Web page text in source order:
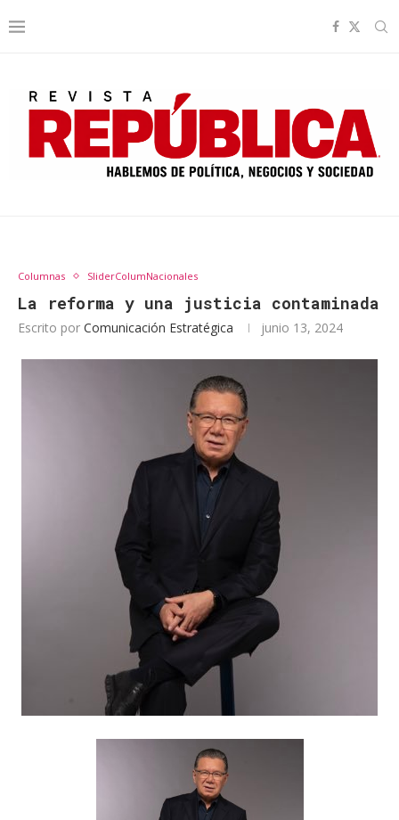
Columnas SliderColumNacionales
La reforma y una justicia contaminada
Escrito por Comunicación Estratégica junio 13, 2024